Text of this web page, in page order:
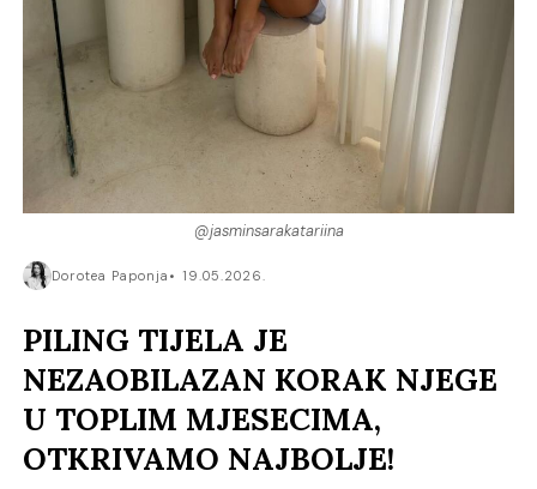
@jasminsarakatariina
Dorotea Paponja 19.05.2026.
PILING TIJELA JE
NEZAOBILAZAN KORAK NJEGE
U TOPLIM MJESECIMA,
OTKRIVAMO NAJBOLJE!